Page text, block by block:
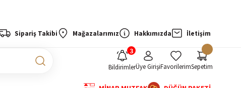
Sipariş Takibi Mağazalarımız Hakkımızda İletişim
BildirimlerÜye GirişiFavorilerimSepetim